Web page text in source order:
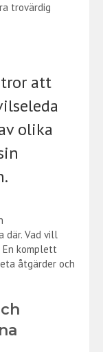
trovärdig
att
olika
där. Vad vill
En komplett
åtgärder och